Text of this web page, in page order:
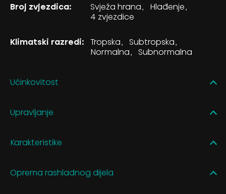
Broj zvjezdica: Svježa hrana
Hlađenje
4 zvjezdice
Klimatski razredi: Tropska
Subtropska
Normalna
Subnormalna
Učinkovitost
Upravljanje
Karakteristike
Oprema rashladnog dijela